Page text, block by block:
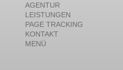
AGENTUR
LEISTUNGEN
PAGE TRACKING
KONTAKT
MENÜ